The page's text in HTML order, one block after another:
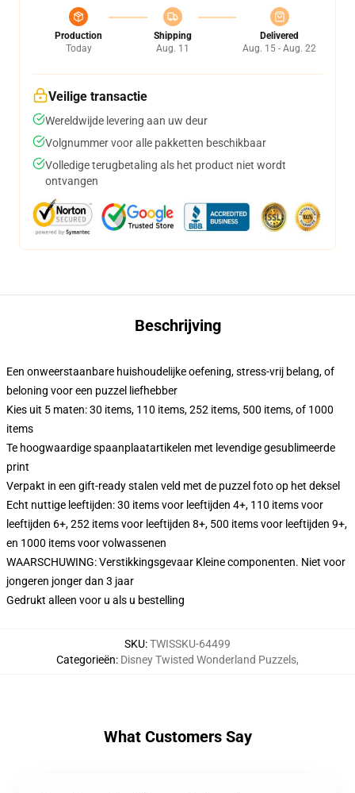
Production
Today
Shipping
Aug. 11
Delivered
Aug. 15 - Aug. 22
Veilige transactie
Wereldwijde levering aan uw deur
Volgnummer voor alle pakketten beschikbaar
Volledige terugbetaling als het product niet wordt
ontvangen
Beschrijving
Een onweerstaanbare huishoudelijke oefening, stress-vrij belang, of
beloning voor een puzzel liefhebber
Kies uit 5 maten: 30 items, 110 items, 252 items, 500 items, of 1000
items
Te hoogwaardige spaanplaatartikelen met levendige gesublimeerde
print
Verpakt in een gift-ready stalen veld met de puzzel foto op het deksel
Echt nuttige leeftijden: 30 items voor leeftijden 4+, 110 items voor
leeftijden 6+, 252 items voor leeftijden 8+, 500 items voor leeftijden 9+,
en 1000 items voor volwassenen
WAARSCHUWING: Verstikkingsgevaar Kleine componenten. Niet voor
jongeren jonger dan 3 jaar
Gedrukt alleen voor u als u bestelling
SKU:TWISSKU-64499
Categorieën: Disney Twisted Wonderland Puzzels,
What Customers Say